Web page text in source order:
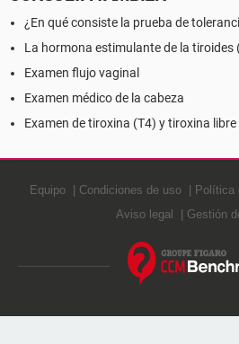
¿En qué consiste la prueba de
La hormona estimulante de la tiroides
Examen flujo vaginal
Examen médico de la cabeza
Examen de tiroxina (T4) y tiroxina libre
Equipo Condiciones de uso Política
Aviso legal
Gestión